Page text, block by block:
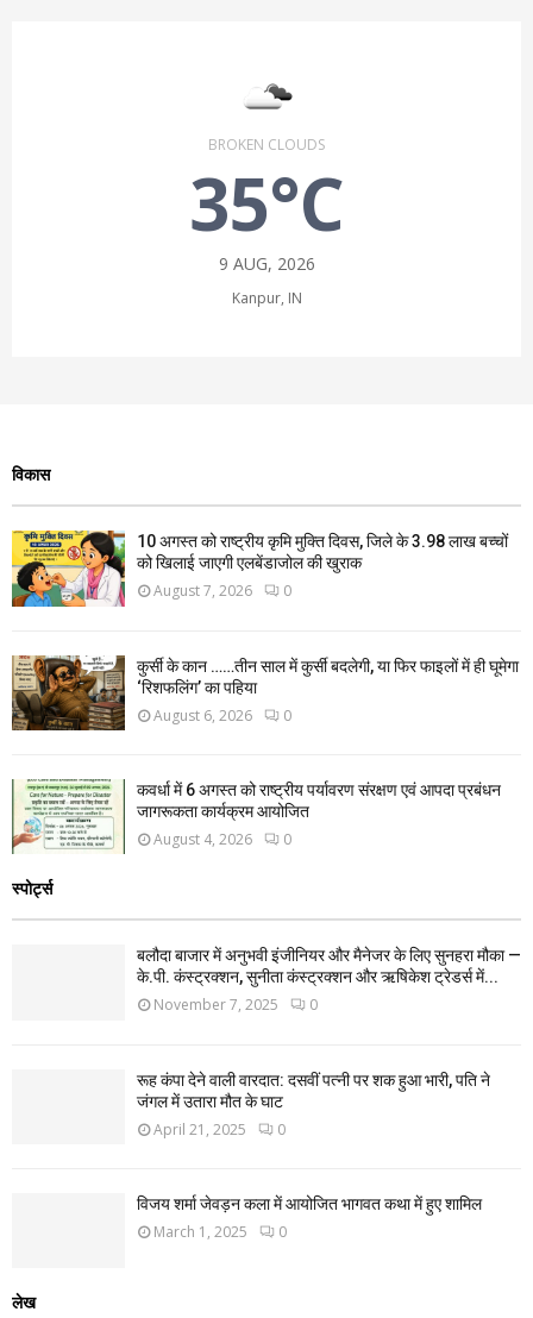
BROKEN CLOUDS
35°C
9 AUG, 2026
Kanpur, IN
विकास
10 अगस्त को राष्ट्रीय कृमि मुक्ति दिवस, जिले के 3.98 लाख बच्चों
को खिलाई जाएगी एलबेंडाजोल की खुराक
August 7, 2026 0
कुर्सी के कान ……तीन साल में कुर्सी बदलेगी, या फिर फाइलों में ही घूमेगा
‘रिशफलिंग’ का पहिया
August 6, 2026 0
कवर्धा में 6 अगस्त को राष्ट्रीय पर्यावरण संरक्षण एवं आपदा प्रबंधन
जागरूकता कार्यक्रम आयोजित
August 4, 2026 0
स्पोर्ट्स
बलौदा बाजार में अनुभवी इंजीनियर और मैनेजर के लिए सुनहरा मौका —
के.पी. कंस्ट्रक्शन, सुनीता कंस्ट्रक्शन और ऋषिकेश ट्रेडर्स में...
November 7, 2025 0
रूह कंपा देने वाली वारदात: दसवीं पत्नी पर शक हुआ भारी, पति ने
जंगल में उतारा मौत के घाट
April 21, 2025 0
विजय शर्मा जेवड़न कला में आयोजित भागवत कथा में हुए शामिल
March 1, 2025 0
लेख